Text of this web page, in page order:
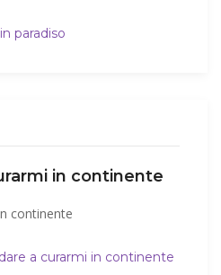
paradiso
in continente
continente
a curarmi in continente